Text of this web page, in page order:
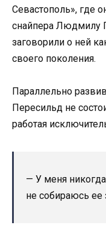
Севастополь», где
снайпера Людмилу
заговорили о ней
своего поколения.
Параллельно
Пересильд не
работая
— У меня
не собираюсь ее